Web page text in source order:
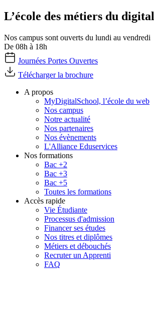
L’école des métiers du digital
Nos campus sont ouverts du lundi au vendredi
De 08h à 18h
Journées Portes Ouvertes
Télécharger la brochure
A propos
MyDigitalSchool, l’école du web
Nos campus
Notre actualité
Nos partenaires
Nos évènements
L'Alliance Eduservices
Nos formations
Bac +2
Bac +3
Bac +5
Toutes les formations
Accès rapide
Vie Étudiante
Processus d'admission
Financer ses études
Nos titres et diplômes
Métiers et débouchés
Recruter un Apprenti
FAQ